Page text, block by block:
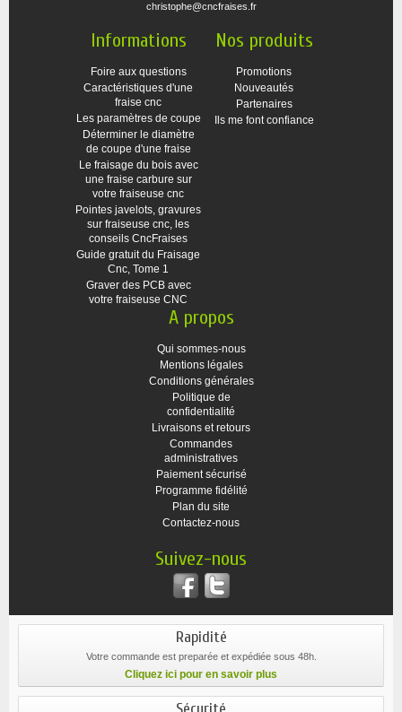
christophe@cncfraises.fr
Informations
Foire aux questions
Caractéristiques d'une
fraise cnc
Les paramètres de coupe
Déterminer le diamètre
de coupe d'une fraise
Le fraisage du bois avec
une fraise carbure sur
votre fraiseuse cnc
Pointes javelots, gravures
sur fraiseuse cnc, les
conseils CncFraises
Guide gratuit du Fraisage
Cnc, Tome 1
Graver des PCB avec
votre fraiseuse CNC
Nos produits
Promotions
Nouveautés
Partenaires
Ils me font confiance
A propos
Qui sommes-nous
Mentions légales
Conditions générales
Politique de
confidentialité
Livraisons et retours
Commandes
administratives
Paiement sécurisé
Programme fidélité
Plan du site
Contactez-nous
Suivez-nous
Rapidité
Votre commande est preparée et expédiée sous 48h.
Cliquez ici pour en savoir plus